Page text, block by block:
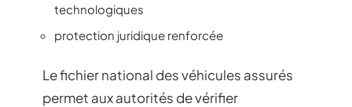
technologiques
protection juridique renforcée
Le fichier national des véhicules assurés
permet aux autorités de vérifier